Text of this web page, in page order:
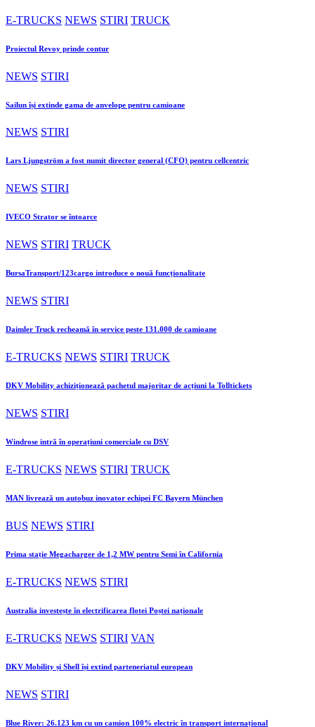
E-TRUCKS NEWS STIRI TRUCK
Proiectul Revoy prinde contur
NEWS STIRI
Sailun își extinde gama de anvelope pentru camioane
NEWS STIRI
Lars Ljungström a fost numit director general (CFO) pentru cellcentric
NEWS STIRI
IVECO Strator se întoarce
NEWS STIRI TRUCK
BursaTransport/123cargo introduce o nouă funcționalitate
NEWS STIRI
Daimler Truck recheamă în service peste 131.000 de camioane
E-TRUCKS NEWS STIRI TRUCK
DKV Mobility achiziționează pachetul majoritar de acțiuni la Tolltickets
NEWS STIRI
Windrose intră în operațiuni comerciale cu DSV
E-TRUCKS NEWS STIRI TRUCK
MAN livrează un autobuz inovator echipei FC Bayern München
BUS NEWS STIRI
Prima stație Megacharger de 1,2 MW pentru Semi în California
E-TRUCKS NEWS STIRI
Australia investește în electrificarea flotei Poștei naționale
E-TRUCKS NEWS STIRI VAN
DKV Mobility și Shell își extind parteneriatul european
NEWS STIRI
Blue River: 26.123 km cu un camion 100% electric în transport internațional